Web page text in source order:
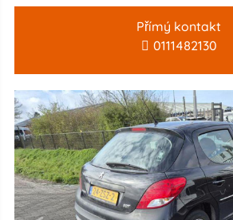
Přímý kontakt
0111482130